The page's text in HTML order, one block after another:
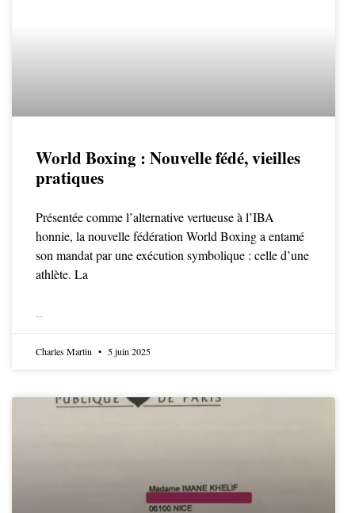
World Boxing : Nouvelle fédé, vieilles
pratiques
Présentée comme l’alternative vertueuse à l’IBA
honnie, la nouvelle fédération World Boxing a entamé
son mandat par une exécution symbolique : celle d’une
athlète. La
Charles Martin 5 juin 2025